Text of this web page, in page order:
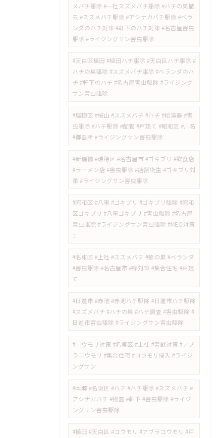
メバチ駆除 #一社スズメバチ駆除 #ハチの巣撤
去 #スズメバチ駆除 #アシナガバチ駆除 #ベラ
ンダのハチ対策 #軒下のハチ対策 #名古屋害虫
駆除 #ライジングサン害虫駆除
#天白区植田 #植田ハチ駆除 #天白区ハチ駆除 #
ハチの巣駆除 #スズメバチ駆除 #ベランダのハ
チ #軒下のハチ #名古屋害虫駆除 #ライジング
サン害虫駆除
#瑞穂区 #桜山 #スズメバチ #ハチ #給湯器 #害
虫駆除 #ハチ駆除 #配管 #戸建て #昭和区 #川名
#御器所 #ライジングサン害虫駆除
#新瑞橋 #瑞穂区 #名古屋市 #ゴキブリ #飲食店
#ラーメン店 #害虫駆除 #店舗衛生 #ゴキブリ対
策 #ライジングサン害虫駆除
#昭和区 #八事 #ゴキブリ #ゴキブリ駆除 #昭和
区ゴキブリ #八事ゴキブリ #害虫駆除 #名古屋
害虫駆除 #ライジングサン害虫駆除 #MEO対策
:::
#名東区 #上社 #スズメバチ #蜂の巣 #ベランダ
#害虫駆除 #名古屋市 #蜂対策 #集合住宅 #戸建
て
#日進市 #赤池 #赤池ハチ駆除 #日進市ハチ駆除
#スズメバチ #ハチの巣 #ハチ調査 #害虫駆除 #
日進市害虫駆除 #ライジングサン害虫駆除
#コウモリ対策 #名東区 #上社 #害獣対策 #アブ
ラコウモリ #集合住宅 #コウモリ侵入 #ライジ
ングサン
#本郷 #名東区 #ハチ #ハチ駆除 #スズメバチ #
アシナガバチ #物置 #軒下 #害虫駆除 #ライジ
ングサン害虫駆除
#植田 #天白区 #コウモリ #アブラコウモリ #戸